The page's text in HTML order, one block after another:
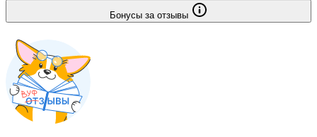
Бонусы за отзывы